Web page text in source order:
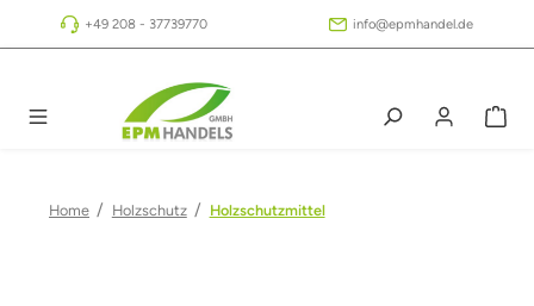
Zum Hauptinhalt springen
+49 208 - 37739770 info@epmhandel.de
Home / Holzschutz / Holzschutzmittel